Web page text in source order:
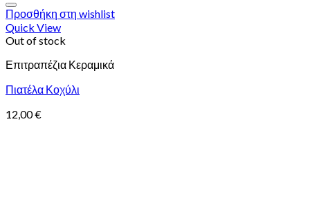
Προσθήκη στη wishlist
Quick View
Out of stock
Επιτραπέζια Κεραμικά
Πιατέλα Κοχύλι
12,00€